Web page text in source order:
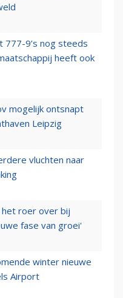
777-9’s nog steeds
heeft ook
mogelijk ontsnapt
Leipzig
vluchten naar
het roer over bij
fase van groei'
winter nieuwe
Airport